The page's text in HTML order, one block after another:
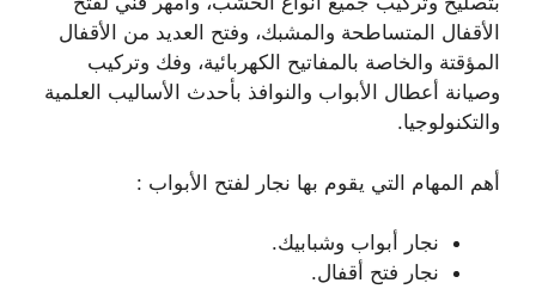
الأقفال المتساطحة والمشبك، وفتح العديد من الأقفال
المؤقتة والخاصة بالمفاتيح الكهربائية، وفك وتركيب
وصيانة أعطال الأبواب والنوافذ بأحدث الأساليب العلمية
والتكنولوجيا.
أهم المهام التي يقوم بها نجار لفتح الأبواب :
نجار أبواب وشبابيك.
نجار فتح أقفال.